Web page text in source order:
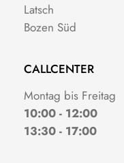
Latsch
Bozen Süd
CALLCENTER
Montag bis Freitag
10:00 - 12:00
13:30 - 17:00